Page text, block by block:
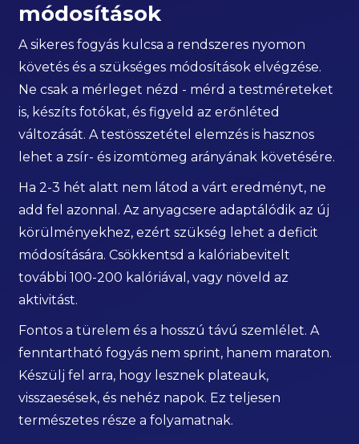
módosítások
A sikeres fogyás kulcsa a rendszeres nyomon
követés és a szükséges módosítások elvégzése.
Ne csak a mérleget nézd - mérd a testméreteket
is, készíts fotókat, és figyeld az erőnléted
változását. A testösszetétel elemzés is hasznos
lehet a zsír- és izomtömeg arányának követésére.
Ha 2-3 hét alatt nem látod a várt eredményt, ne
add fel azonnal. Az anyagcsere adaptálódik az új
körülményekhez, ezért szükség lehet a deficit
módosítására. Csökkentsd a kalóriabevitelt
további 100-200 kalóriával, vagy növeld az
aktivitást.
Fontos a türelem és a hosszú távú szemlélet. A
fenntartható fogyás nem sprint, hanem maraton.
Készülj fel arra, hogy lesznek plateauk,
visszaesések, és nehéz napok. Ez teljesen
természetes része a folyamatnak.